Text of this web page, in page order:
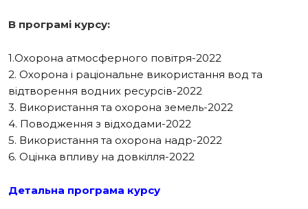
В програмі курсу:
1.Охорона атмосферного повітря-2022
2. Охорона і раціональне використання вод та
відтворення водних ресурсів-2022
3. Використання та охорона земель-2022
4. Поводження з відходами-2022
5. Використання та охорона надр-2022
6. Оцінка впливу на довкілля-2022
Детальна програма курсу